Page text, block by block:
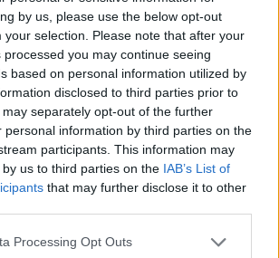
by us, please use the below opt-out
your selection. Please note that after your
you may continue seeing
based on personal information utilized by
disclosed to third parties prior to
separately opt-out of the further
personal information by third parties on the
participants. This information may
us to third parties on the IAB’s List of
that may further disclose it to other
website/app uses one or more Google
Processing Opt Outs
hátizsák-PC-je